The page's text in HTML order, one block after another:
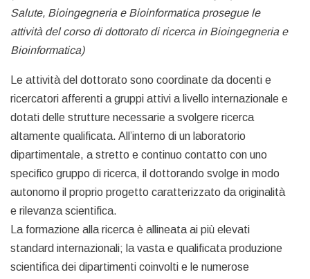
Salute, Bioingegneria e Bioinformatica prosegue le
attività del corso di dottorato di ricerca in Bioingegneria e
Bioinformatica)
Le attività del dottorato sono coordinate da docenti e
ricercatori afferenti a gruppi attivi a livello internazionale e
dotati delle strutture necessarie a svolgere ricerca
altamente qualificata. All’interno di un laboratorio
dipartimentale, a stretto e continuo contatto con uno
specifico gruppo di ricerca, il dottorando svolge in modo
autonomo il proprio progetto caratterizzato da originalità
e rilevanza scientifica.
La formazione alla ricerca è allineata ai più elevati
standard internazionali; la vasta e qualificata produzione
scientifica dei dipartimenti coinvolti e le numerose